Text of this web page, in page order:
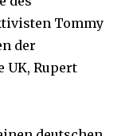
Tommy
der
UK, Rupert